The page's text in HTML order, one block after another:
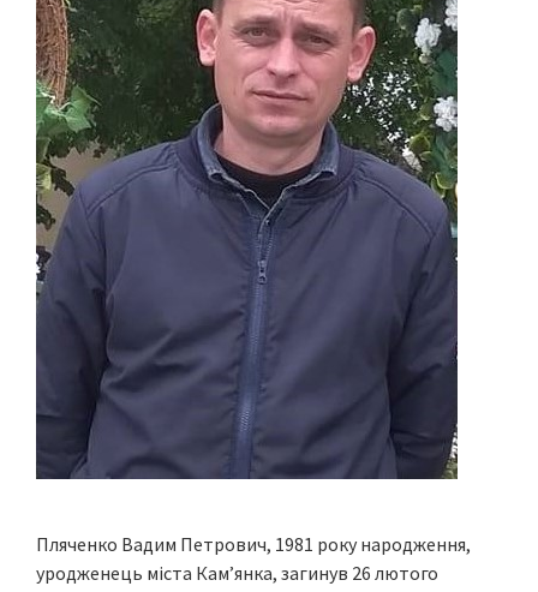
Пляченко Вадим Петрович, 1981 року народження,
уродженець міста Кам’янка, загинув 26 лютого